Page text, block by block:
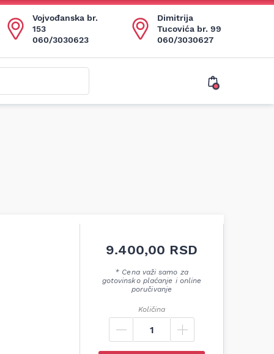
Vojvođanska br.
153
060/3030623
Dimitrija
Tucovića br. 99
060/3030627
9.400,00 RSD
* Cena važi samo za
gotovinsko plaćanje i online
poručivanje
Količina